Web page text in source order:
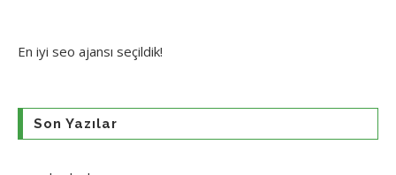
En iyi seo ajansı seçildik!
Son Yazılar